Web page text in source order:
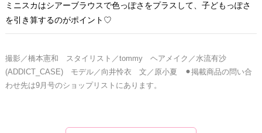
ミニスカはシアーブラウスで色っぽさをプラスして、子どもっぽさ
を引き算するのがポイント♡
撮影／橋本憲和 スタイリスト／tommy ヘアメイク／水流有沙
(ADDICT_CASE) モデル／向井怜衣
文／原小夏 ⚫︎掲載商品の問い合
わせ先は9月号のショップリストにあります。